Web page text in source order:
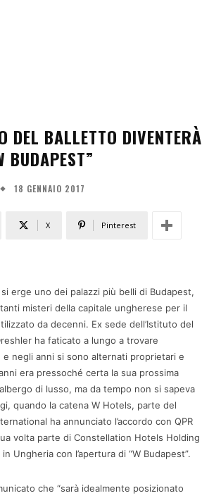
DEL BALLETTO DIVENTERÀ
BUDAPEST”
18 GENNAIO 2017
X Pinterest
si erge uno dei palazzi più belli di Budapest,
misteri della capitale ungherese per il
da decenni. Ex sede dell’Istituto del
ha faticato a lungo a trovare
e negli anni si sono alternati proprietari e
era pressoché certa la sua prossima
di lusso, ma da tempo non si sapeva
quando la catena W Hotels, parte del
ha annunciato l’accordo con QPR
volta parte di Constellation Hotels Holding
Ungheria con l’apertura di “W Budapest”.
che “sarà idealmente posizionato